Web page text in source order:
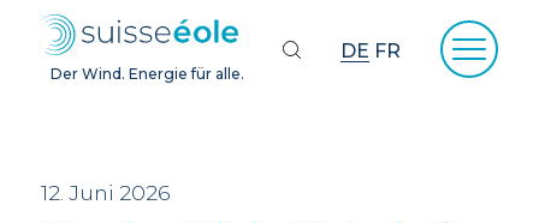
Der Wind. Energie für alle.
DE FR
12. Juni 2026